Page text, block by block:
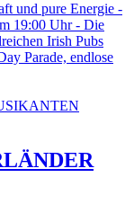
und pure Energie -
19:00 Uhr - Die
Irish Pubs
Parade, endlose